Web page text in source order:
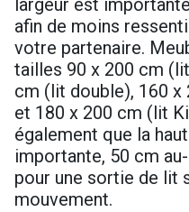
largeur est
afin de moins
votre partenaire.
tailles 90 x 200 cm
cm (lit double), 160 x
et 180 x 200 cm (lit
également que la
importante, 50 cm
pour une sortie de lit
mouvement.